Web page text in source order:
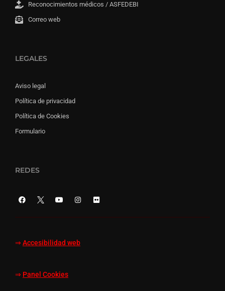
Reconocimientos médicos / ASFEDEBI
Correo web
LEGALES
Aviso legal
Política de privacidad
Política de Cookies
Formulario
REDES
⇒ Accesibilidad web
⇒ Panel Cookies